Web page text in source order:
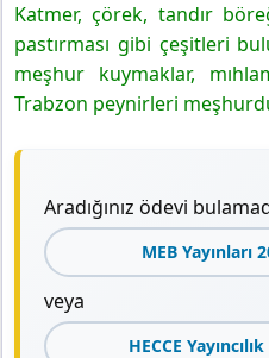
Katmer, çörek, tandır
pastırması gibi çeşitleri
meşhur kuymaklar,
Trabzon peynirleri
Aradığınız ödevi
MEB Yayınları
veya
HECCE